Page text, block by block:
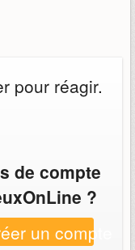
pour réagir.
de compte
?
un compte